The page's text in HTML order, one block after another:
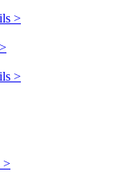
>
>
>